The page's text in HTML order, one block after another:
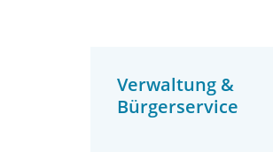
Verwaltung &
Bürgerservice